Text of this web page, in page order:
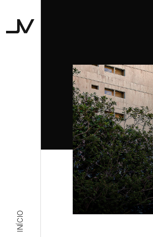
Studio JV
INÍCIO